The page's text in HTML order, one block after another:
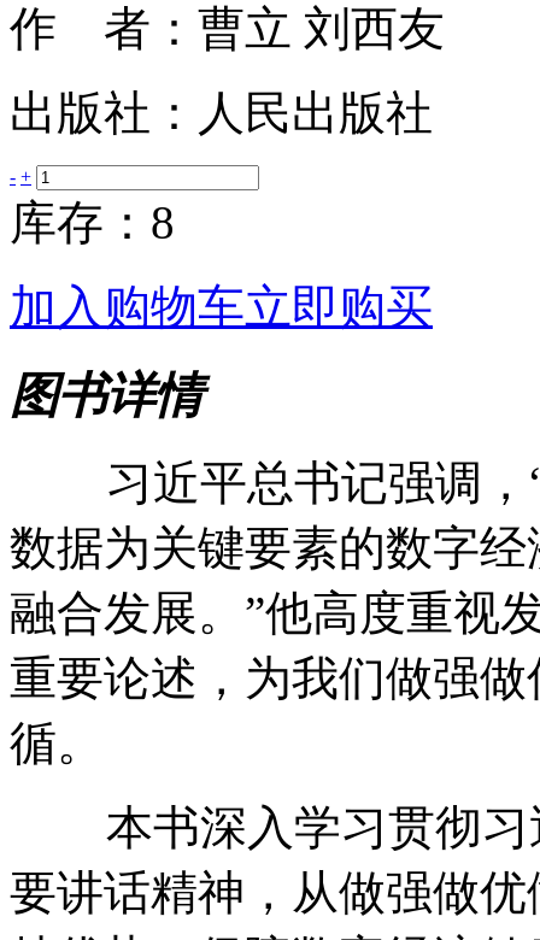
作 者：曹立 刘西友
出版社：人民出版社
- +
库存：8
加入购物车立即购买
图书详情
习近平总书记强调，“
数据为关键要素的数字
融合发展。”他高度重视
重要论述，为我们做强
循。
本书深入学习贯彻习
要讲话精神，从做强做